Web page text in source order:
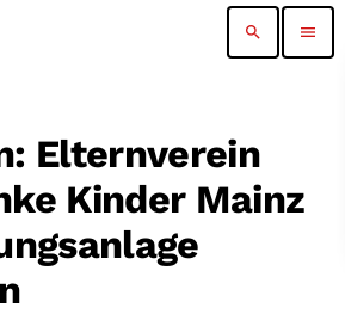
search menu
Elternverein
Kinder Mainz